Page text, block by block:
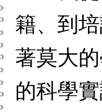
籍、到
著莫大
的科學